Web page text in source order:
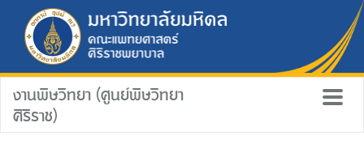
งานพิษวิทยา (ศูนย์พิษวิทยา
ศิริราช)